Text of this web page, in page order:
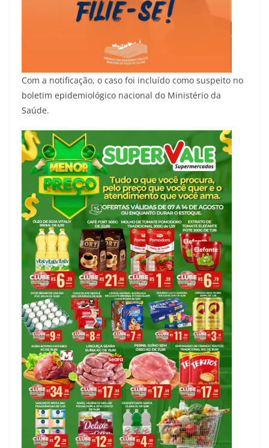
Com a notificação, o caso foi incluído como suspeito no
boletim epidemiológico nacional do Ministério da
Saúde.